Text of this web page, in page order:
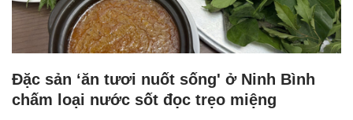
Đặc sản ‘ăn tươi nuốt sống' ở Ninh Bình
chấm loại nước sốt đọc trẹo miệng